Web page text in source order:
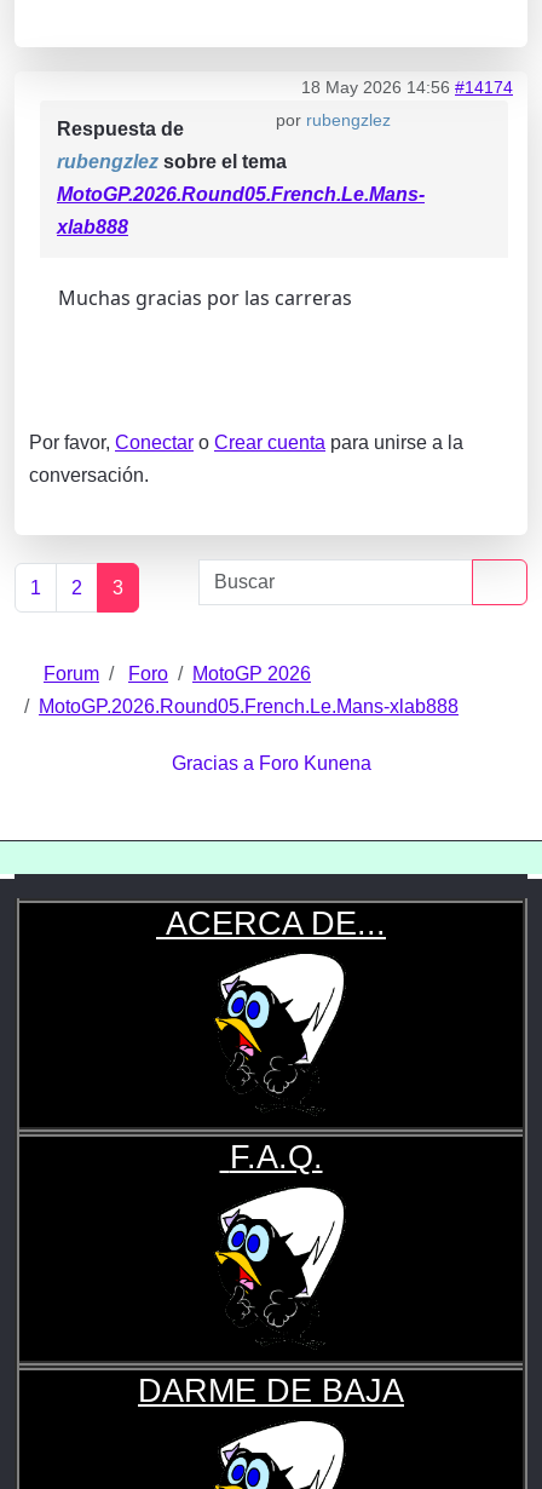
18 May 2026 14:56 #14174
por rubengzlez
Respuesta de
rubengzlez sobre el tema
MotoGP.2026.Round05.French.Le.Mans-
xlab888
Muchas gracias por las carreras
Por favor, Conectar o Crear cuenta para unirse a la
conversación.
1 2 3
Forum Foro
MotoGP 2026
MotoGP.2026.Round05.French.Le.Mans-xlab888
Gracias a Foro Kunena
ACERCA DE...
F.A.Q.
DARME DE BAJA